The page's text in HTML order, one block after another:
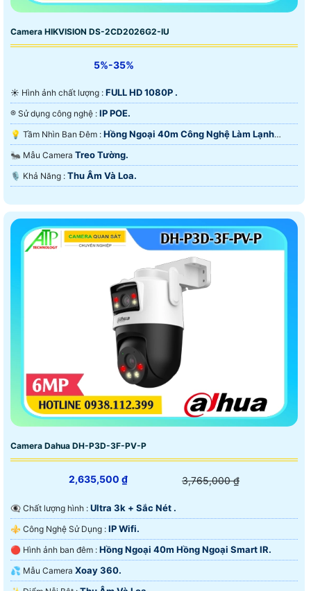
Camera HIKVISION DS-2CD2026G2-IU
5%-35%
☀️ Hình ảnh chất lượng : FULL HD 1080P .
®️ Sử dụng công nghệ : IP POE.
💡 Tầm Nhìn Ban Đêm : Hồng Ngoại 40m Công Nghệ Làm Lạnh
iAUTO-X.
🐜 Mẫu Camera Treo Tường.
️🎙 Khả Năng : Thu Âm Và Loa.
Camera Dahua DH-P3D-3F-PV-P
2,635,500 ₫ 3,765,000 ₫
👁️‍🗨 Chất lượng hình : Ultra 3k + Sắc Nét .
⚜️ Công Nghệ Sử Dụng : IP Wifi.
🔴 Hình ảnh ban đêm : Hồng Ngoại 40m Hồng Ngoại Smart IR.
💦 Mẫu Camera Xoay 360.